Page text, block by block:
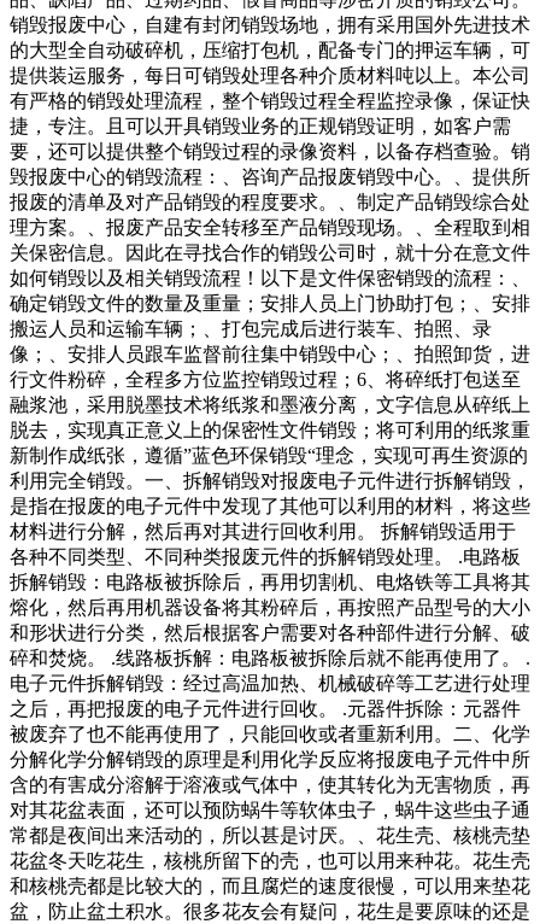
销毁报废中心，自建有封闭销毁场地，拥有采用国外先进技术
的大型全自动破碎机，压缩打包机，配备专门的押运车辆，可
提供装运服务，每日可销毁处理各种介质材料吨以上。本公司
有严格的销毁处理流程，整个销毁过程全程监控录像，保证快
捷，专注。且可以开具销毁业务的正规销毁证明，如客户需
要，还可以提供整个销毁过程的录像资料，以备存档查验。销
毁报废中心的销毁流程：、咨询产品报废销毁中心。、提供所
报废的清单及对产品销毁的程度要求。、制定产品销毁综合处
理方案。、报废产品安全转移至产品销毁现场。、全程取到相
关保密信息。因此在寻找合作的销毁公司时，就十分在意文件
如何销毁以及相关销毁流程！以下是文件保密销毁的流程：、
确定销毁文件的数量及重量；安排人员上门协助打包；、安排
搬运人员和运输车辆；、打包完成后进行装车、拍照、录
像；、安排人员跟车监督前往集中销毁中心；、拍照卸货，进
行文件粉碎，全程多方位监控销毁过程；6、将碎纸打包送至
融浆池，采用脱墨技术将纸浆和墨液分离，文字信息从碎纸上
脱去，实现真正意义上的保密性文件销毁；将可利用的纸浆重
新制作成纸张，遵循”蓝色环保销毁“理念，实现可再生资源的
利用完全销毁。一、拆解销毁对报废电子元件进行拆解销毁，
是指在报废的电子元件中发现了其他可以利用的材料，将这些
材料进行分解，然后再对其进行回收利用。 拆解销毁适用于
各种不同类型、不同种类报废元件的拆解销毁处理。 .电路板
拆解销毁：电路板被拆除后，再用切割机、电烙铁等工具将其
熔化，然后再用机器设备将其粉碎后，再按照产品型号的大小
和形状进行分类，然后根据客户需要对各种部件进行分解、破
碎和焚烧。 .线路板拆解：电路板被拆除后就不能再使用了。 .
电子元件拆解销毁：经过高温加热、机械破碎等工艺进行处理
之后，再把报废的电子元件进行回收。 .元器件拆除：元器件
被废弃了也不能再使用了，只能回收或者重新利用。二、化学
分解化学分解销毁的原理是利用化学反应将报废电子元件中所
含的有害成分溶解于溶液或气体中，使其转化为无害物质，再
对其花盆表面，还可以预防蜗牛等软体虫子，蜗牛这些虫子通
常都是夜间出来活动的，所以甚是讨厌。、花生壳、核桃壳垫
花盆冬天吃花生，核桃所留下的壳，也可以用来种花。花生壳
和核桃壳都是比较大的，而且腐烂的速度很慢，可以用来垫花
盆，防止盆土积水。很多花友会有疑问，花生是要原味的还是